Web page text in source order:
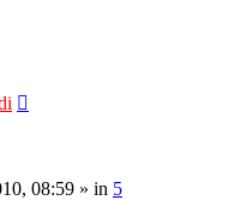
08:59 » in 5